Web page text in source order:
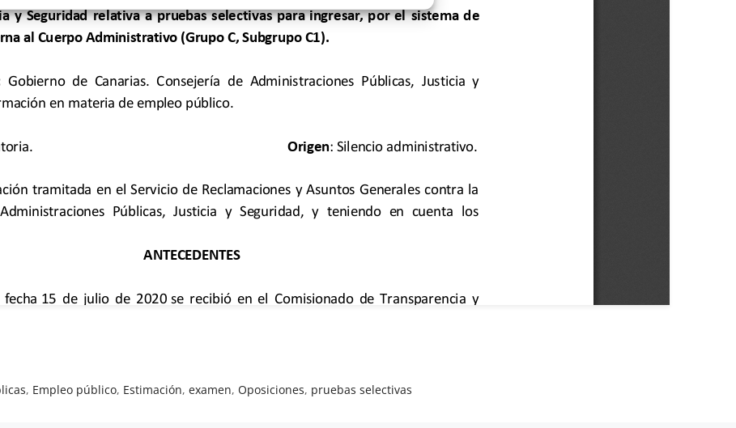
, Empleo público, Estimación,examen,Oposiciones, pruebas selectivas